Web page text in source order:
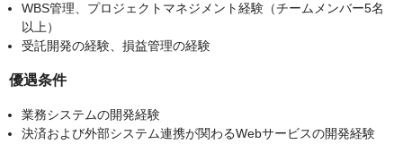
WBS管理、プロジェクトマネジメント経験（チームメンバー5名
以上）
受託開発の経験、損益管理の経験
優遇条件
業務システムの開発経験
決済および外部システム連携が関わるWebサービスの開発経験